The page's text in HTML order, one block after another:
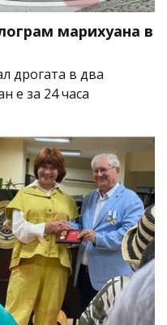
марихуана в
дрогата в два
е за 24 часа